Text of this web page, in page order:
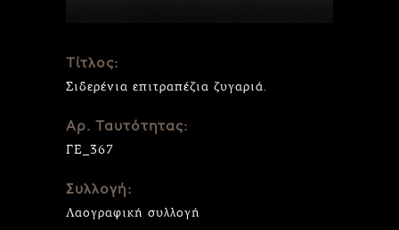
Τίτλος:
Σιδερένια επιτραπέζια ζυγαριά.
Αρ. Ταυτότητας:
ΓΕ_367
Συλλογή:
Λαογραφική συλλογή